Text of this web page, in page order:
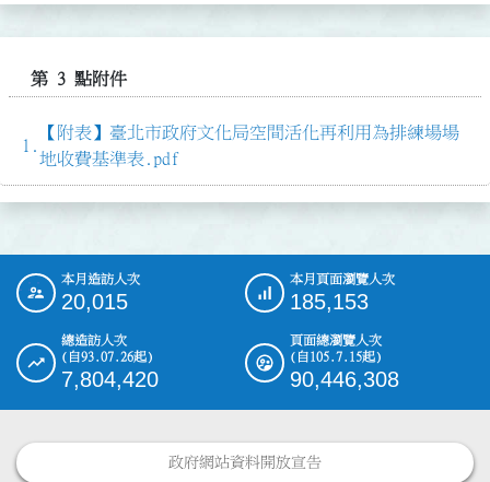
第 3 點附件
【附表】臺北市政府文化局空間活化再利用為排練場場
地收費基準表.pdf
::: 本月造訪人次
20,015
本月頁面瀏覽人次
185,153
總造訪人次
(自93.07.26起)
7,804,420
頁面總瀏覽人次
(自105.7.15起)
90,446,308
政府網站資料開放宣告